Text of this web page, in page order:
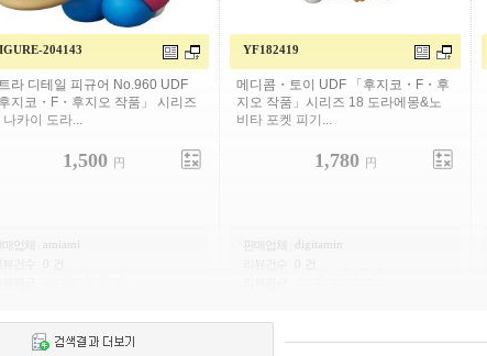
204143
라 디테일 피규어 No.960 UDF
후지코・F・후지오 작품」 시리즈
나카이 도라...
1,500 円
매업체
amiami
YF182419
메디콤・토이 UDF 「후지코・F・후
지오 작품」시리즈 18 도라에몽&노
비타 포켓 피기...
1,780 円
판매업체
digitamin